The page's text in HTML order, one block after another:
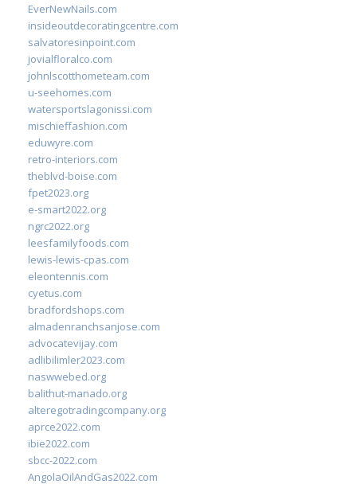
EverNewNails.com
insideoutdecoratingcentre.com
salvatoresinpoint.com
jovialfloralco.com
johnlscotthometeam.com
u-seehomes.com
watersportslagonissi.com
mischieffashion.com
eduwyre.com
retro-interiors.com
theblvd-boise.com
fpet2023.org
e-smart2022.org
ngrc2022.org
leesfamilyfoods.com
lewis-lewis-cpas.com
eleontennis.com
cyetus.com
bradfordshops.com
almadenranchsanjose.com
advocatevijay.com
adlibilimler2023.com
naswwebed.org
balithut-manado.org
alteregotradingcompany.org
aprce2022.com
ibie2022.com
sbcc-2022.com
AngolaOilAndGas2022.com